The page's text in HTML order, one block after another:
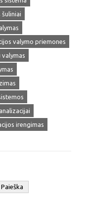
šuliniai
valymo priemones
valymas
irengimas
Paieška